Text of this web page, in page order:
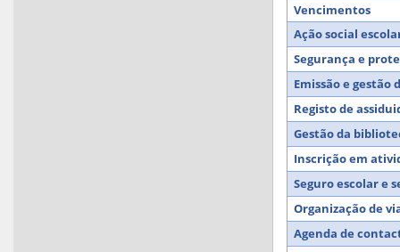
Vencimentos
Ação social
Segurança e
Emissão e
Registo de
Gestão da
Inscrição em
Seguro escolar e
Organização de
Agenda de